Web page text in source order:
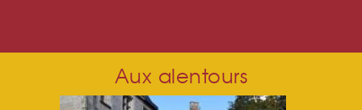
Aux alentours